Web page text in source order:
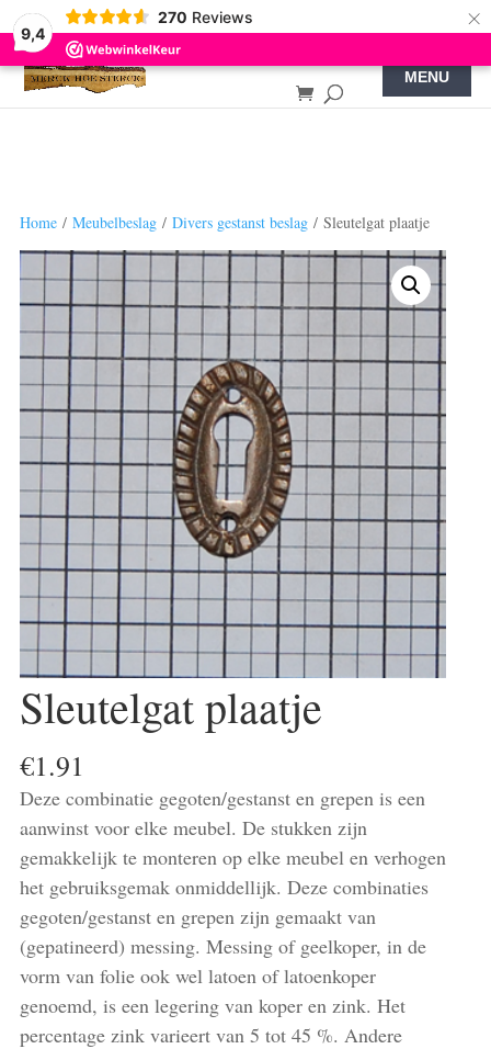
9,4
270 Reviews ×
Home/ Meubelbeslag/ Divers gestanst beslag/ Sleutelgat plaatje
Sleutelgat plaatje
€1.91
Deze combinatie gegoten/gestanst en grepen is een
aanwinst voor elke meubel. De stukken zijn
gemakkelijk te monteren op elke meubel en verhogen
het gebruiksgemak onmiddellijk. Deze combinaties
gegoten/gestanst en grepen zijn gemaakt van
(gepatineerd) messing. Messing of geelkoper, in de
vorm van folie ook wel latoen of latoenkoper
genoemd, is een legering van koper en zink. Het
percentage zink varieert van 5 tot 45 %. Andere